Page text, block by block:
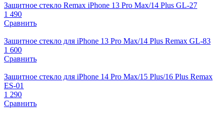
Защитное стекло Remax iPhone 13 Pro Max/14 Plus GL-27
1 490
Сравнить
Защитное стекло для iPhone 13 Pro Max/14 Plus Remax GL-83
1 600
Сравнить
Защитное стекло для iPhone 14 Pro Max/15 Plus/16 Plus Remax
ES-01
1 290
Сравнить